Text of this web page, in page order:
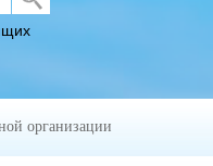
организации